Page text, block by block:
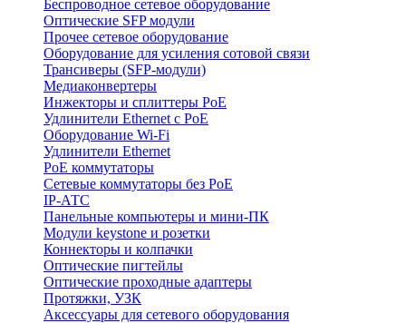
Беспроводное сетевое оборудование
Оптические SFP модули
Прочее сетевое оборудование
Оборудование для усиления сотовой связи
Трансиверы (SFP-модули)
Медиаконвертеры
Инжекторы и сплиттеры PoE
Удлинители Ethernet с PoE
Оборудование Wi-Fi
Удлинители Ethernet
PoE коммутаторы
Сетевые коммутаторы без PoE
IP-АТС
Панельные компьютеры и мини-ПК
Модули keystone и розетки
Коннекторы и колпачки
Оптические пигтейлы
Оптические проходные адаптеры
Протяжки, УЗК
Аксессуары для сетевого оборудования